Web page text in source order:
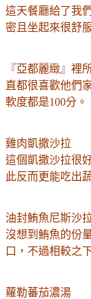
這天餐廳給了我
密且坐起來很舒
『亞都麗緻』裡
直都很喜歡他們
軟度都是100分。
雞肉凱撒沙拉
這個凱撒沙拉很
此反而更能吃出
油封鮪魚尼斯沙
沒想到鮪魚的份
口，不過相較之
蘿勒蕃茄濃湯